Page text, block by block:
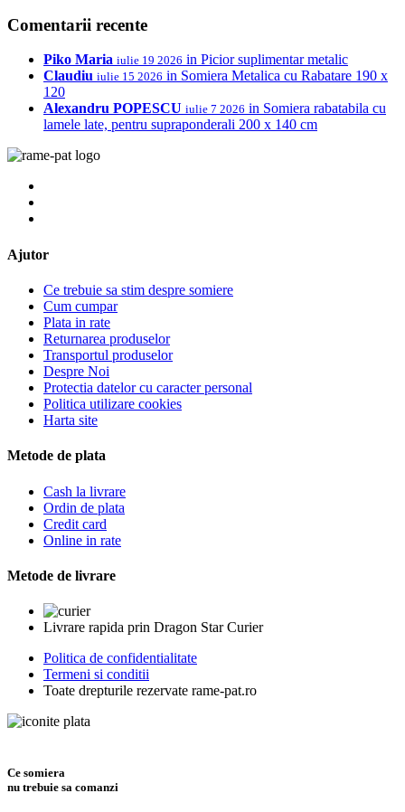
Comentarii recente
Piko Maria iulie 19 2026 in Picior suplimentar metalic
Claudiu iulie 15 2026 in Somiera Metalica cu Rabatare 190 x
120
Alexandru POPESCU iulie 7 2026 in Somiera rabatabila cu
lamele late, pentru supraponderali 200 x 140 cm
Ajutor
Ce trebuie sa stim despre somiere
Cum cumpar
Plata in rate
Returnarea produselor
Transportul produselor
Despre Noi
Protectia datelor cu caracter personal
Politica utilizare cookies
Harta site
Metode de plata
Cash la livrare
Ordin de plata
Credit card
Online in rate
Metode de livrare
Livrare rapida prin Dragon Star Curier
Politica de confidentialitate
Termeni si conditii
Toate drepturile rezervate rame-pat.ro
Ce somiera
nu trebuie sa comanzi